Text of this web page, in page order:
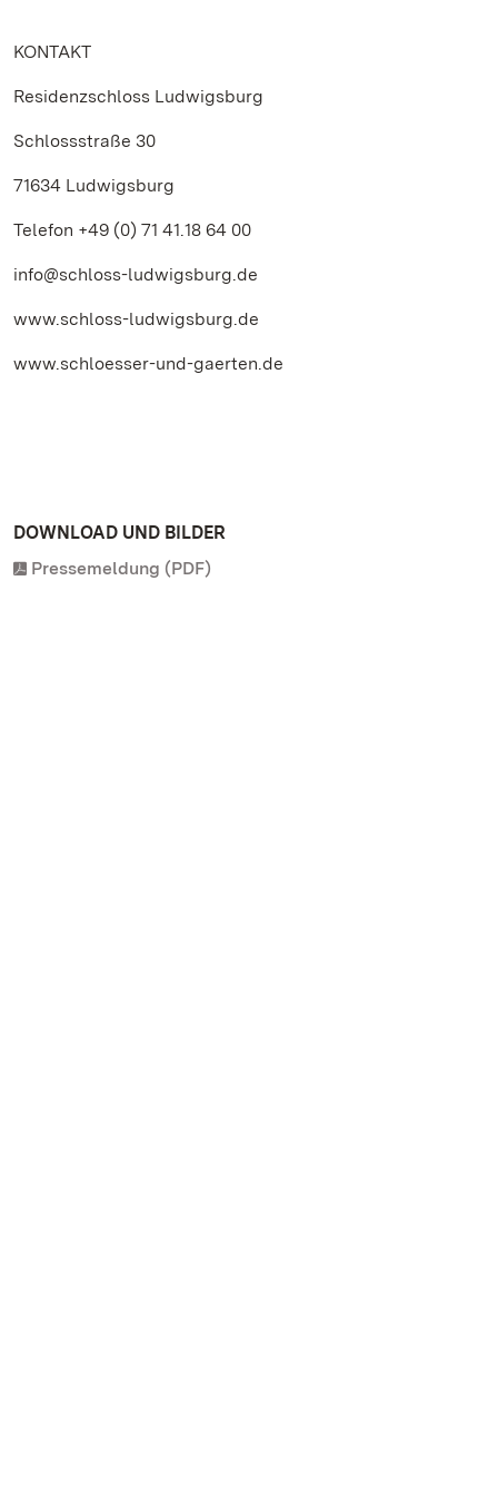
KONTAKT
Residenzschloss Ludwigsburg
Schlossstraße 30
71634 Ludwigsburg
Telefon +49 (0) 71 41.18 64 00
info@schloss-ludwigsburg.de
www.schloss-ludwigsburg.de
www.schloesser-und-gaerten.de
DOWNLOAD UND BILDER
Pressemeldung (PDF)